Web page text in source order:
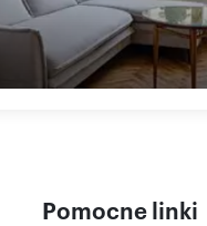
Pomocne linki